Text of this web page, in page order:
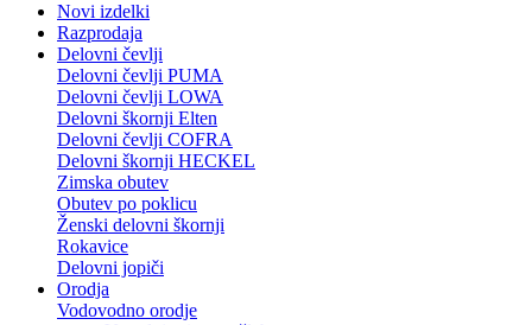
Novi izdelki
Razprodaja
Delovni čevlji
Delovni čevlji PUMA
Delovni čevlji LOWA
Delovni škornji Elten
Delovni čevlji COFRA
Delovni škornji HECKEL
Zimska obutev
Obutev po poklicu
Ženski delovni škornji
Rokavice
Delovni jopiči
Orodja
Vodovodno orodje